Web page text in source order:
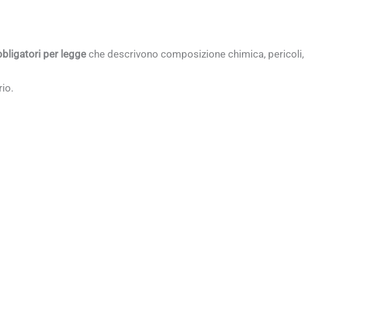
per legge che descrivono composizione chimica, pericoli,